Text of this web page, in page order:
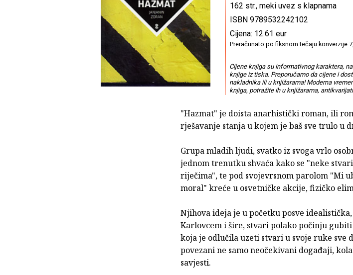
162 str., meki uvez s klapnama
ISBN 9789532242102
Cijena: 12.61 eur
Preračunato po fiksnom tečaju konverzije
Cijene knjiga su informativnog karaktera,
knjige iz tiska. Preporučamo da cijene i
nakladnika ili u knjižarama! Moderna
knjiga, potražite ih u knjižarama,
"Hazmat" je doista anarhistički roman, ili
rješavanje stanja u kojem je baš sve trulo u
Grupa mladih ljudi, svatko iz svoga vrlo
jednom trenutku shvaća kako se "neke
riječima", te pod svojevrsnom parolom "Mi
moral" kreće u osvetničke akcije, fizičko
Njihova ideja je u početku posve
Karlovcem i šire, stvari polako počinju
koja je odlučila uzeti stvari u svoje ruke sve
povezani ne samo neočekivani događaji,
savjesti.